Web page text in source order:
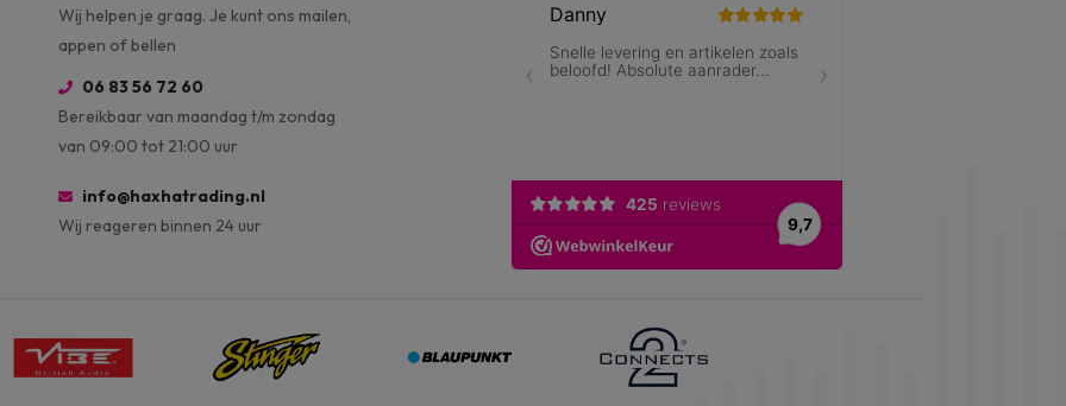
Wij helpen je graag. Je kunt ons mailen,
appen of bellen
06 83 56 72 60
Bereikbaar van maandag t/m zondag
van 09:00 tot 21:00 uur
info@haxhatrading.nl
Wij reageren binnen 24 uur